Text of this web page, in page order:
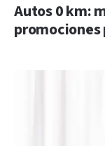
Autos 0 km:
promociones